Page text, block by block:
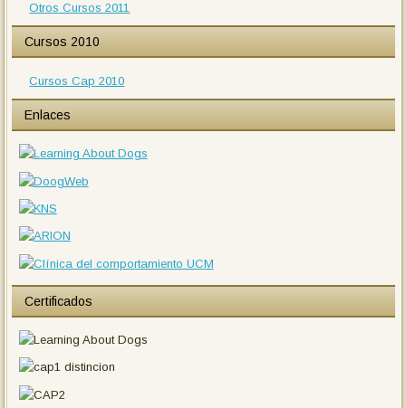
Otros Cursos 2011
Cursos 2010
Cursos Cap 2010
Enlaces
Certificados